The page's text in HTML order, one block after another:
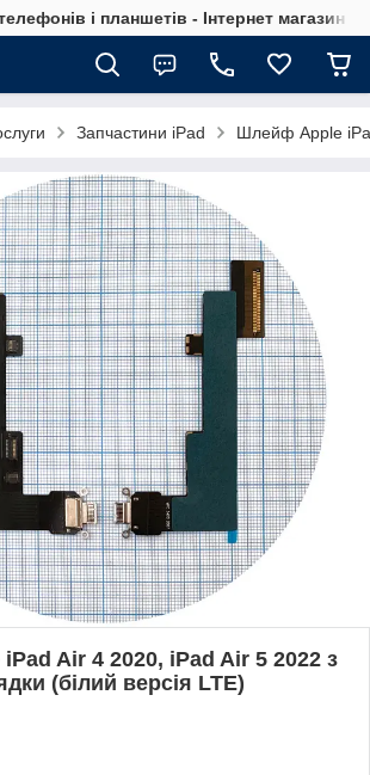
і планшетів - Інтернет магазин
Запчастини iPad Шлейф Apple
Air 4 2020, iPad Air 5 2022 з
(білий версія LTE)